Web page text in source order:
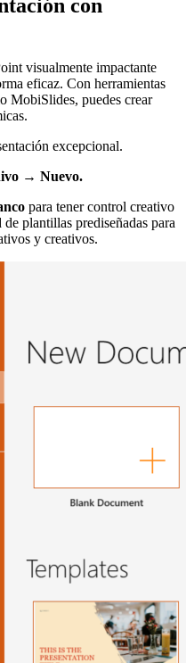
con
visualmente impactante
eficaz. Con herramientas
MobiSlides, puedes crear
excepcional.
→ Nuevo.
para tener control creativo
plantillas prediseñadas para
y creativos.